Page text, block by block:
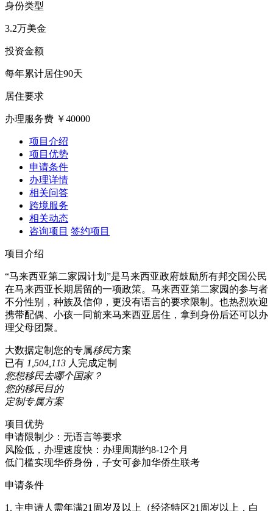
身份类型
3.2万美金
投资金额
每年累计居住90天
居住要求
办理服务费 ￥40000
项目介绍
项目优势
申请条件
办理详情
相关问答
跨境服务
相关动态
咨询项目 签约项目
项目介绍
“马来西亚第二家园计划”是马来西亚政府鼓励所有邦交国公民
在马来西亚长期居留的一项政策。马来西亚第二家园的参与者
不分性别，种族及信仰，更没有语言的要求限制。也热烈欢迎
携带配偶、小孩一同前来马来西亚居住，拿到身份后还可以办
理父母团聚。
大数据定制您的专属移民方案
已有 1,504,113 人完成定制
您想移民去哪个国家？
您的移民目的
定制专属方案
项目优势
申请限制少：无语言等要求
风险低，办理速度快：办理周期约8-12个月
低门槛实现华侨身份，子女可参加华侨生联考
申请条件
1. 主申请人需年满21周岁及以上（经济特区21周岁以上，白